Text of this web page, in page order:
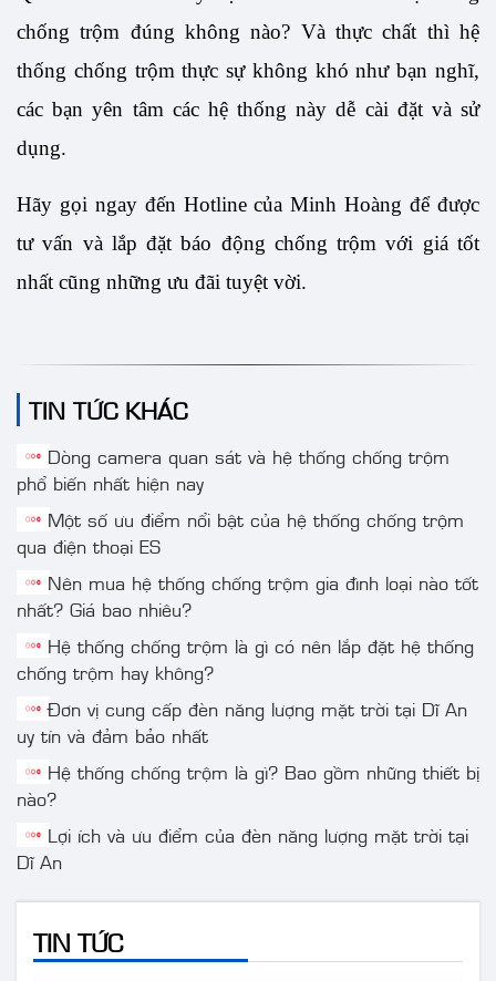
chống trộm đúng không nào? Và thực chất thì hệ
thống chống trộm thực sự không khó như bạn nghĩ,
các bạn yên tâm các hệ thống này dễ cài đặt và sử
dụng.
Hãy gọi ngay đến Hotline của Minh Hoàng để được
tư vấn và lắp đặt báo động chống trộm với giá tốt
nhất cũng những ưu đãi tuyệt vời.
TIN TỨC KHÁC
Dòng camera quan sát và hệ thống chống trộm
phổ biến nhất hiện nay
Một số ưu điểm nổi bật của hệ thống chống trộm
qua điện thoại ES
Nên mua hệ thống chống trộm gia đình loại nào tốt
nhất? Giá bao nhiêu?
Hệ thống chống trộm là gì có nên lắp đặt hệ thống
chống trộm hay không?
Đơn vị cung cấp đèn năng lượng mặt trời tại Dĩ An
uy tín và đảm bảo nhất
Hệ thống chống trộm là gì? Bao gồm những thiết bị
nào?
Lợi ích và ưu điểm của đèn năng lượng mặt trời tại
Dĩ An
TIN TỨC